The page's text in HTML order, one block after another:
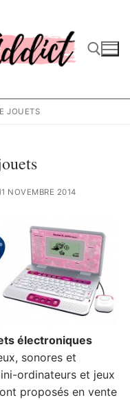
JOUETS
NOVEMBRE 2014
électroniques
sonores et
ordinateurs et jeux
proposés en vente